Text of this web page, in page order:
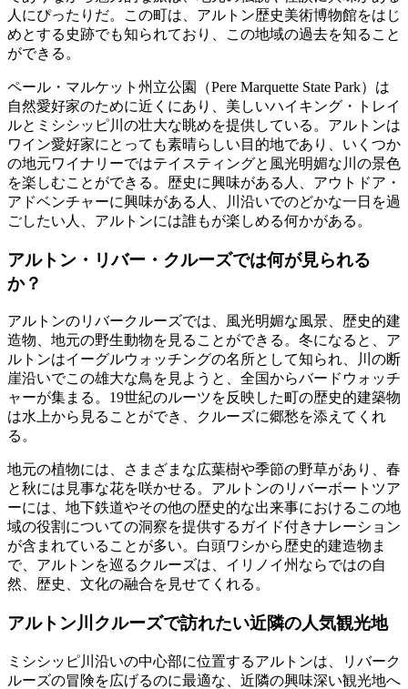
人にぴったりだ。この町は、アルトン歴史美術博物館をはじ
めとする史跡でも知られており、この地域の過去を知ること
ができる。
ペール・マルケット州立公園（Pere Marquette State Park）は
自然愛好家のために近くにあり、美しいハイキング・トレイ
ルとミシシッピ川の壮大な眺めを提供している。アルトンは
ワイン愛好家にとっても素晴らしい目的地であり、いくつか
の地元ワイナリーではテイスティングと風光明媚な川の景色
を楽しむことができる。歴史に興味がある人、アウトドア・
アドベンチャーに興味がある人、川沿いでのどかな一日を過
ごしたい人、アルトンには誰もが楽しめる何かがある。
アルトン・リバー・クルーズでは何が見られる
か？
アルトンのリバークルーズでは、風光明媚な風景、歴史的建
造物、地元の野生動物を見ることができる。冬になると、ア
ルトンはイーグルウォッチングの名所として知られ、川の断
崖沿いでこの雄大な鳥を見ようと、全国からバードウォッチ
ャーが集まる。19世紀のルーツを反映した町の歴史的建築物
は水上から見ることができ、クルーズに郷愁を添えてくれ
る。
地元の植物には、さまざまな広葉樹や季節の野草があり、春
と秋には見事な花を咲かせる。アルトンのリバーボートツア
ーには、地下鉄道やその他の歴史的な出来事におけるこの地
域の役割についての洞察を提供するガイド付きナレーション
が含まれていることが多い。白頭ワシから歴史的建造物ま
で、アルトンを巡るクルーズは、イリノイ州ならではの自
然、歴史、文化の融合を見せてくれる。
アルトン川クルーズで訪れたい近隣の人気観光地
ミシシッピ川沿いの中心部に位置するアルトンは、リバーク
ルーズの冒険を広げるのに最適な、近隣の興味深い観光地へ